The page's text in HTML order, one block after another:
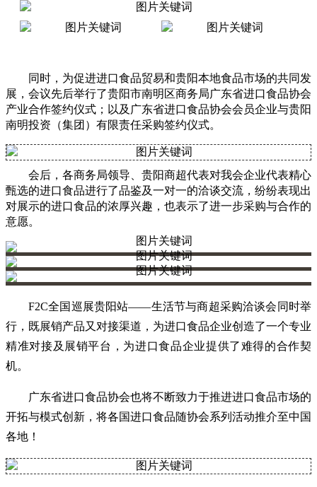
同时，为促进进口食品贸易和贵阳本地食品市场的共同发
展，会议先后举行了贵阳市南明区商务局广东省进口食品协会
产业合作签约仪式；以及广东省进口食品协会会员企业与贵阳
南明投资（集团）有限责任采购签约仪式。
会后，各商务局领导、贵阳商超代表对我会企业代表精心
甄选的进口食品进行了品鉴及一对一的洽谈交流，纷纷表现出
对展示的进口食品的浓厚兴趣，也表示了进一步采购与合作的
意愿。
F2C全国巡展贵阳站——生活节与商超采购洽谈会同时举
行，既展销产品又对接渠道，为进口食品企业创造了一个专业
精准对接及展销平台，为进口食品企业提供了难得的合作契
机。
广东省进口食品协会也将不断致力于推进进口食品市场的
开拓与模式创新，将各国进口食品随协会系列活动推介至中国
各地！